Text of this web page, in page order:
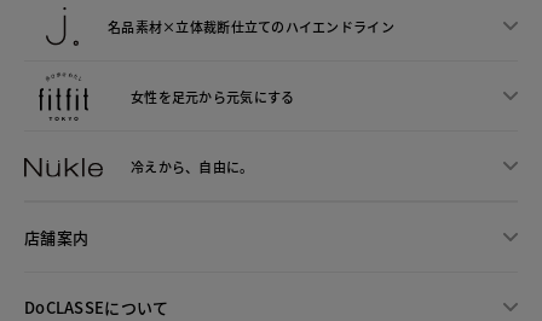
名品素材×立体裁断仕立てのハイエンドライン
女性を足元から元気にする
冷えから、 自由に。
店舗案内
DoCLASSEについて